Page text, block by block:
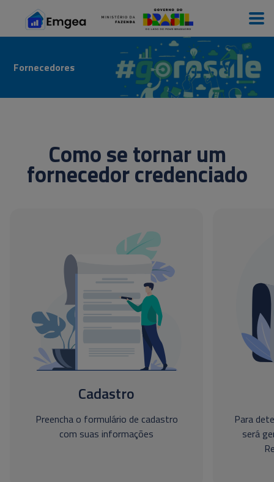
Fornecedores
Como se tornar um
fornecedor credenciado
Cadastro
Preencha o formulário de cadastro
com suas informações
Para
será